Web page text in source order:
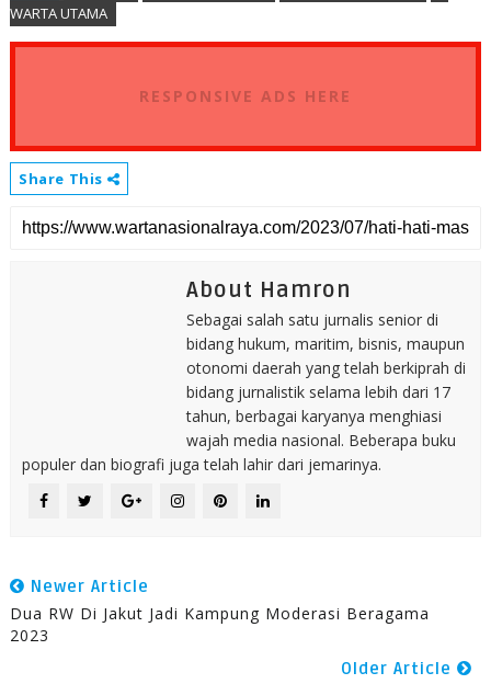
WARTA UTAMA
RESPONSIVE ADS HERE
Share This
About Hamron
Sebagai salah satu jurnalis senior di
bidang hukum, maritim, bisnis, maupun
otonomi daerah yang telah berkiprah di
bidang jurnalistik selama lebih dari 17
tahun, berbagai karyanya menghiasi
wajah media nasional. Beberapa buku
populer dan biografi juga telah lahir dari jemarinya.
Newer Article
Dua RW Di Jakut Jadi Kampung Moderasi Beragama
2023
Older Article